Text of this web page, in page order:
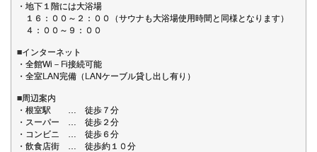
・地下１階には大浴場
１６：００～２：００（サウナも大浴場使用時間と同様となります）
４：００～９：００
■インターネット
・全館Wi－Fi接続可能
・全室LAN完備（LANケーブル貸し出し有り）
■周辺案内
・根室駅 … 徒歩７分
・スーパー … 徒歩２分
・コンビニ … 徒歩６分
・飲食店街 … 徒歩約１０分